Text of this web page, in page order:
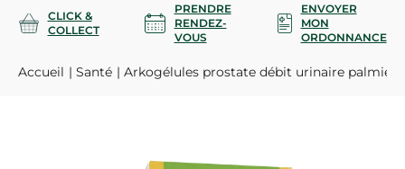
CLICK &
COLLECT
PRENDRE
RENDEZ-
VOUS
ENVOYER
MON
ORDONNANCE
Accueil Santé Arkogélules prostate débit urinaire palmier